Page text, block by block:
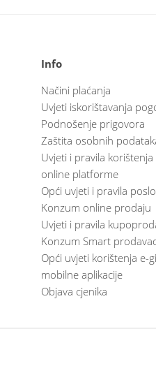
Info
Načini plaćanja
Uvjeti iskorištavanja
Podnošenje prigovora
Zaštita osobnih
Uvjeti i pravila
online platforme
Opći uvjeti i pravila
Konzum online prodaju
Uvjeti i pravila
Konzum Smart
Opći uvjeti korištenja e-
mobilne aplikacije
Objava cjenika